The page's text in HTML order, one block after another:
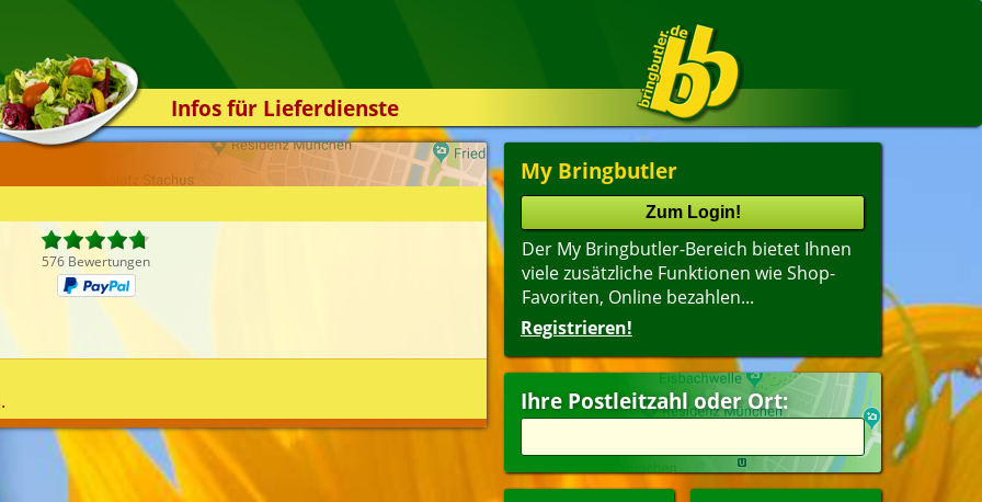
Infos für Lieferdienste
Kassensystem
Zuverlässigkeit
Übertragung
Styles
Kontakt
My Bringbutler
Der My Bringbutler-Bereich bietet Ihnen
viele zusätzliche Funktionen wie Shop-
Favoriten, Online bezahlen...
Registrieren!
Ihre Postleitzahl oder Ort:
576 Bewertungen